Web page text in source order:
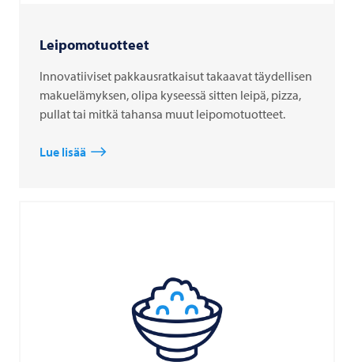
Leipomotuotteet
Innovatiiviset pakkausratkaisut takaavat täydellisen
makuelämyksen, olipa kyseessä sitten leipä, pizza,
pullat tai mitkä tahansa muut leipomotuotteet.
Lue lisää